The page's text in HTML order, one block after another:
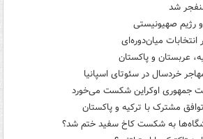
شد
رژیم صهیونیستی
میان‌دوره‌ای
عربستان و پاکستان
جمهوری اوکراین شکست می‌خورد
مشترک با ترکیه و پاکستان
به شکست کاخ سفید ختم شد؟